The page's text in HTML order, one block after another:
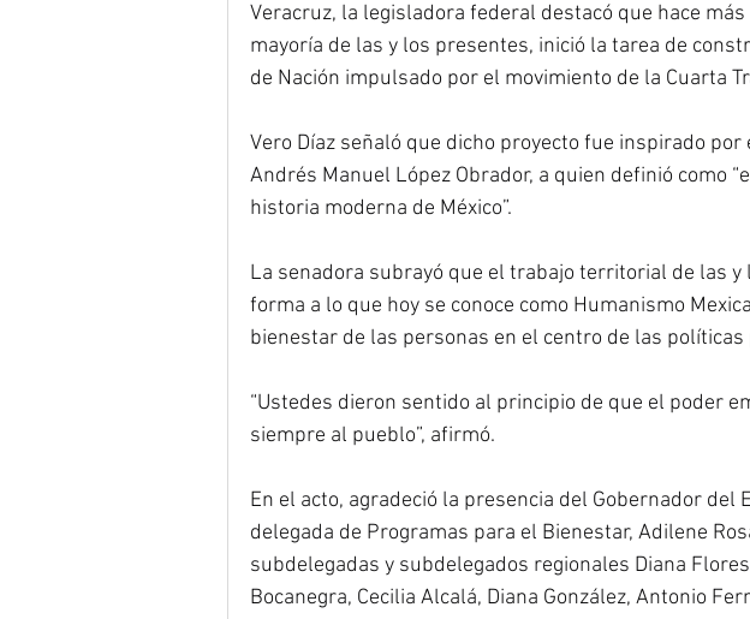
Veracruz, la legisladora federal destacó que hace
mayoría de las y los presentes, inició la tarea de
de Nación impulsado por el movimiento de la Cuarta
Vero Díaz señaló que dicho proyecto fue inspirado
Andrés Manuel López Obrador, a quien definió como
historia moderna de México”.
La senadora subrayó que el trabajo territorial de las y
forma a lo que hoy se conoce como Humanismo
bienestar de las personas en el centro de las políticas
“Ustedes dieron sentido al principio de que el poder
siempre al pueblo”, afirmó.
En el acto, agradeció la presencia del Gobernador del
delegada de Programas para el Bienestar, Adilene
subdelegadas y subdelegados regionales Diana
Bocanegra, Cecilia Alcalá, Diana González, Antonio